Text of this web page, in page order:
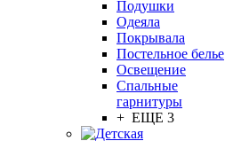
Подушки
Одеяла
Покрывала
Постельное белье
Освещение
Спальные
гарнитуры
+ ЕЩЕ 3